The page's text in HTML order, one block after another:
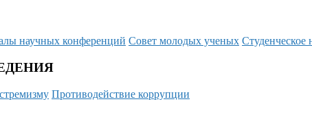
научных конференций Совет молодых ученых Студенческое
Противодействие коррупции